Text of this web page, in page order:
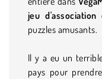
jeu
puzzles amusants.
Il y a eu un
pays pour